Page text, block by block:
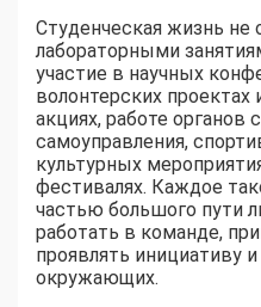
Студенческая жизнь не
лабораторными
участие в научных
волонтерских проектах
акциях, работе органов
самоуправления,
культурных
фестивалях. Каждое
частью большого пути
работать в команде,
проявлять инициативу
окружающих.